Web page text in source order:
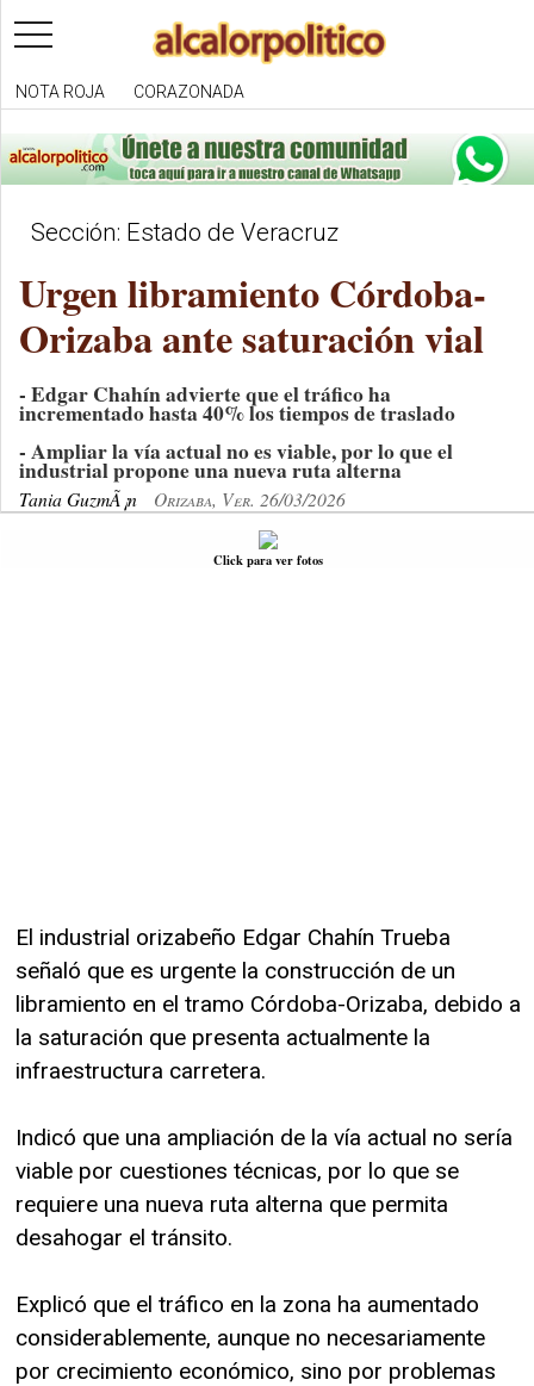
toggle
navigation
NOTA ROJA CORAZONADA
Sección: Estado de Veracruz
Urgen libramiento Córdoba-
Orizaba ante saturación vial
- Edgar Chahín advierte que el tráfico ha
incrementado hasta 40% los tiempos de traslado
- Ampliar la vía actual no es viable, por lo que el
industrial propone una nueva ruta alterna
Tania GuzmÃ¡n Orizaba, Ver. 26/03/2026
Click para ver fotos
El industrial orizabeño Edgar Chahín Trueba
señaló que es urgente la construcción de un
libramiento en el tramo Córdoba-Orizaba, debido a
la saturación que presenta actualmente la
infraestructura carretera.
Indicó que una ampliación de la vía actual no sería
viable por cuestiones técnicas, por lo que se
requiere una nueva ruta alterna que permita
desahogar el tránsito.
Explicó que el tráfico en la zona ha aumentado
considerablemente, aunque no necesariamente
por crecimiento económico, sino por problemas